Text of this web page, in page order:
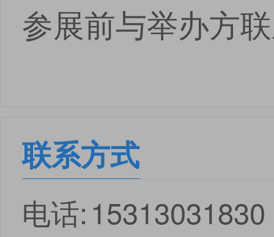
参展前与举办方
联系方式
电话: 15313031830